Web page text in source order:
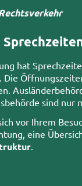
hat
Die
sind nur
vor Ihrem
eine
.